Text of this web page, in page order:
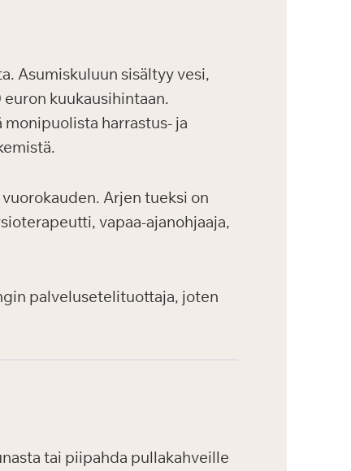
Asumiskuluun sisältyy vesi,
kuukausihintaan.
harrastus- ja
Arjen tueksi on
vapaa-ajanohjaaja,
palvelusetelituottaja, joten
tai piipahda pullakahveille